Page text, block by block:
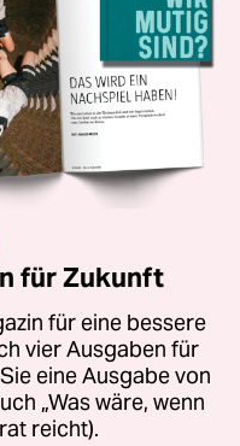
für Zukunft
für eine bessere
vier Ausgaben für
eine Ausgabe von
„Was wäre, wenn
reicht).